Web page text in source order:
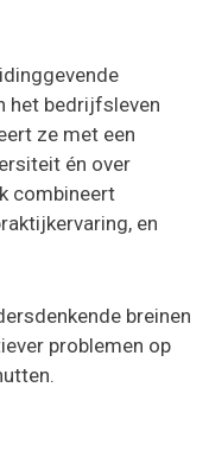
het bedrijfsleven
ze met een
én over
combineert
en
breinen
problemen op